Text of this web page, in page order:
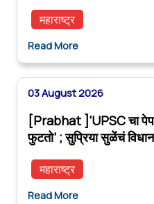
महाराष्ट्र
Read More
03 August 2026
[Prabhat ]‘UPSC चा
फुटतो’ ; सुप्रिया सुळेंचं विधान
महाराष्ट्र
Read More